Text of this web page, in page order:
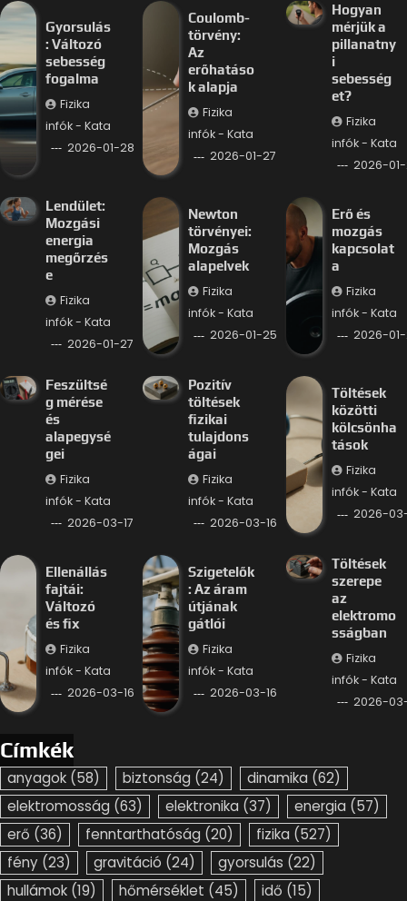
Gyorsulás
: Változó
sebesség
fogalma
Fizika
infók - Kata
2026-01-28
Coulomb-
törvény:
Az
erőhatáso
k alapja
Fizika
infók - Kata
2026-01-27
Hogyan
mérjük a
pillanatny
i
sebesség
et?
Fizika
infók - Kata
2026-
Lendület:
Mozgási
energia
megőrzés
e
Fizika
infók - Kata
2026-01-27
Newton
törvényei:
Mozgás
alapelvek
Fizika
infók - Kata
2026-01-25
Erő és
mozgás
kapcsolat
a
Fizika
infók - Kata
2026-
Feszültsé
g mérése
és
alapegysé
gei
Fizika
infók - Kata
2026-03-17
Pozitív
töltések
fizikai
tulajdons
ágai
Fizika
infók - Kata
2026-03-16
Töltések
közötti
kölcsönha
tások
Fizika
infók - Kata
2026-
Ellenállás
fajtái:
Változó
és fix
Fizika
infók - Kata
2026-03-16
Szigetelők
: Az áram
útjának
gátlói
Fizika
infók - Kata
2026-03-16
Töltések
szerepe
az
elektromo
sságban
Fizika
infók - Kata
2026-
Címkék
anyagok (58) biztonság (24) dinamika (62)
elektromosság (63) elektronika (37) energia (57)
erő (36) fenntarthatóság (20) fizika (527)
fény (23) gravitáció (24) gyorsulás (22)
hullámok (19) hőmérséklet (45) idő (15)